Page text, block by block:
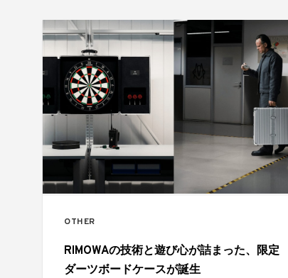
OTHER
RIMOWAの技術と遊び心が詰まった、限定
ダーツボードケースが誕生